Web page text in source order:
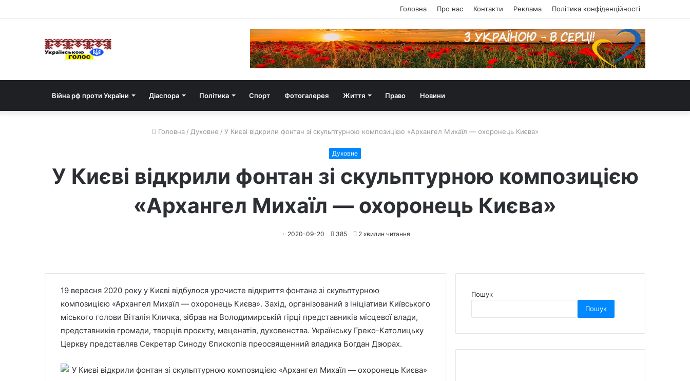
Головна Про нас Контакти Реклама Політика конфіденційності
Війна рф проти України Діаспора Політика Спорт Фотогалерея Життя Право Новини
Головна / Духовне / У Києві відкрили фонтан зі скульптурною композицією «Архангел Михаїл — охоронець Києва»
Духовне
У Києві відкрили фонтан зі скульптурною композицією
«Архангел Михаїл — охоронець Києва»
2020-09-20 385 2 хвилин читання
19 вересня 2020 року у Києві відбулося урочисте відкриття фонтана зі скульптурною
композицією «Архангел Михаїл — охоронець Києва». Захід, організований з ініціативи Київського
міського голови Віталія Кличка, зібрав на Володимирській гірці представників місцевої влади,
представників громади, творців проєкту, меценатів, духовенства. Українську Греко-Католицьку
Церкву представляв Секретар Синоду Єпископів преосвященний владика Богдан Дзюрах.
Пошук
Пошук